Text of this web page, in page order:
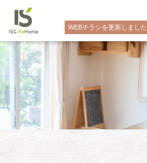
WEBチラシを更新しました